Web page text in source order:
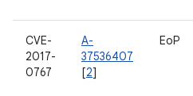
CVE-
2017-
0767
A-
37536407
[2]
EoP